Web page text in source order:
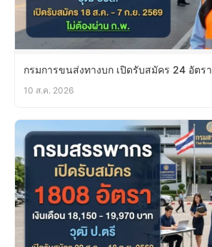
กรมการขนส่งทางบก เปิดรับสมัคร 24 อัตรา
10 ส.ค. 2026